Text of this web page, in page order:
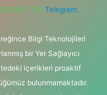
606 0 726 Telegram:
Bilgi Teknolojileri
bir Yer Sağlayıcı
içerikleri proaktif
bulunmamaktadır.